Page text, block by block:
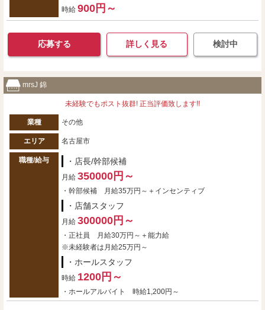
時給 900円～
応募する 詳しく見る 検討中
mrsJ 錦
未経験でもポスト抜群! 正当評価致します!!
業種 その他
エリア 名古屋市
職種/給与 ・店長/幹部候補
月給 350000円～
・幹部候補 月給35万円～＋インセンティブ
・店舗スタッフ
月給 300000円～
・正社員 月給30万円～＋能力給
※未経験者は月給25万円～
・ホールスタッフ
時給 1200円～
・ホールアルバイト 時給1,200円～